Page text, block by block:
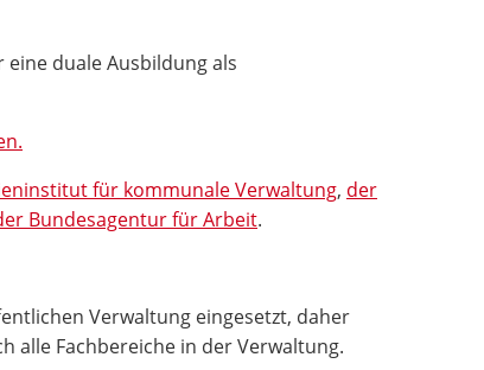
duale Ausbildung als
für kommunale Verwaltung, der
Bundesagentur für Arbeit.
Verwaltung eingesetzt, daher
alle Fachbereiche in der Verwaltung.